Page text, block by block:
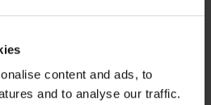
content and ads, to
and to analyse our traffic.